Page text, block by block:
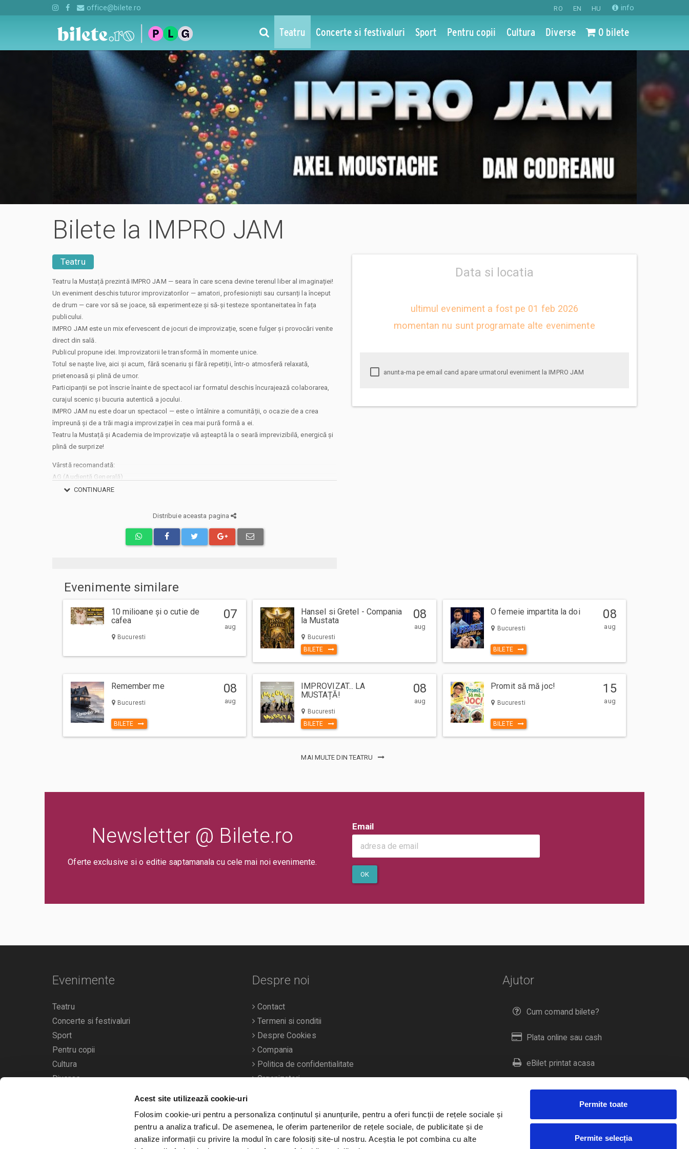
Acest site utilizează cookie-uri
Folosim cookie-uri pentru a personaliza conținutul și anunțurile, pentru a oferi funcții de rețele sociale și
pentru a analiza traficul. De asemenea, le oferim partenerilor de rețele sociale, de publicitate și de
analize informații cu privire la modul în care folosiți site-ul nostru. Aceștia le pot combina cu alte
Permite toate
Permite selecția
RO EN HU info
office@bilete.ro
Teatru Concerte si festivaluri Sport Pentru copii Cultura Diverse 0 bilete
Bilete la IMPRO JAM
Teatru
Data si locatia
ultimul eveniment a fost pe 01 feb 2026
momentan nu sunt programate alte evenimente
anunta-ma pe email cand apare urmatorul eveniment la IMPRO JAM
Teatru la Mustață prezintă IMPRO JAM — seara în care scena devine terenul liber al imaginației!
Un eveniment deschis tuturor improvizatorilor — amatori, profesioniști sau cursanți la început
de drum — care vor să se joace, să experimenteze și să-și testeze spontaneitatea în fața
publicului.
IMPRO JAM este un mix efervescent de jocuri de improvizație, scene fulger și provocări venite
direct din sală.
Publicul propune idei. Improvizatorii le transformă în momente unice.
Totul se naște live, aici și acum, fără scenariu și fără repetiții, într-o atmosferă relaxată,
prietenoasă și plină de umor.
Participanții se pot înscrie înainte de spectacol iar formatul deschis încurajează colaborarea,
curajul scenic și bucuria autentică a jocului.
IMPRO JAM nu este doar un spectacol — este o întâlnire a comunității, o ocazie de a crea
împreună și de a trăi magia improvizației în cea mai pură formă a ei.
Teatru la Mustață și Academia de Improvizație vă așteaptă la o seară imprevizibilă, energică și
plină de surprize!
Vârstă recomandată:
AG (Audiență Generală)
CONTINUARE
Distribuie aceasta pagina
Evenimente similare
10 milioane și o cutie de
cafea
Bucuresti
07
aug
Hansel si Gretel - Compania
la Mustata
Bucuresti
BILETE
08
aug
O femeie impartita la doi
Bucuresti
BILETE
08
aug
Remember me
Bucuresti
BILETE
08
aug
IMPROVIZAT... LA
MUSTAȚĂ!
Bucuresti
BILETE
08
aug
Promit să mă joc!
Bucuresti
BILETE
15
aug
MAI MULTE DIN TEATRU
Newsletter @ Bilete.ro
Oferte exclusive si o editie saptamanala cu cele mai noi evenimente.
Email
OK
Ajutor
Cum comand bilete?
Plata online sau cash
eBilet printat acasa
Livrare prin curier
Duplicare bilete
Evenimente
Teatru
Concerte si festivaluri
Sport
Pentru copii
Cultura
Diverse
Calendarul evenimentelor
Despre noi
Contact
Termeni si conditii
Despre Cookies
Compania
Politica de confidentialitate
Organizatori